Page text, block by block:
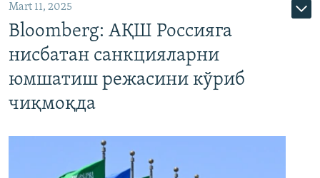
Mart 11, 2025
Bloomberg: АҚШ Россияга
нисбатан санкцияларни
юмшатиш режасини кўриб
чиқмоқда